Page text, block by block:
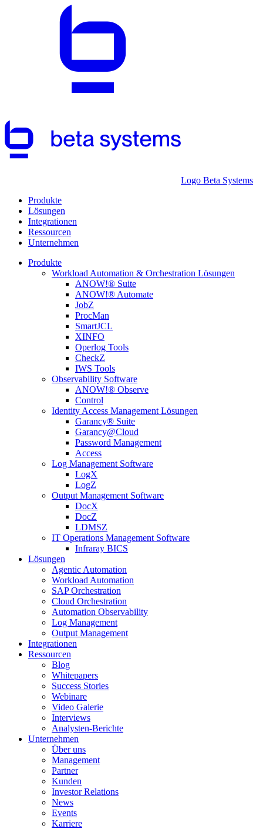
Logo Beta Systems
Produkte
Lösungen
Integrationen
Ressourcen
Unternehmen
Produkte
Workload Automation & Orchestration Lösungen
ANOW!® Suite
ANOW!® Automate
JobZ
ProcMan
SmartJCL
XINFO
Operlog Tools
CheckZ
IWS Tools
Observability Software
ANOW!® Observe
Control
Identity Access Management Lösungen
Garancy® Suite
Garancy@Cloud
Password Management
Access
Log Management Software
LogX
LogZ
Output Management Software
DocX
DocZ
LDMSZ
IT Operations Management Software
Infraray BICS
Lösungen
Agentic Automation
Workload Automation
SAP Orchestration
Cloud Orchestration
Automation Observability
Log Management
Output Management
Integrationen
Ressourcen
Blog
Whitepapers
Success Stories
Webinare
Video Galerie
Interviews
Analysten-Berichte
Unternehmen
Über uns
Management
Partner
Kunden
Investor Relations
News
Events
Karriere